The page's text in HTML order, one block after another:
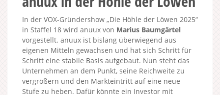
In der VOX-Gründershow „Die Höhle der Löwen 2025“
in Staffel 18 wird anuux von Marius Baumgärtel
vorgestellt. anuux ist bislang überwiegend aus
eigenen Mitteln gewachsen und hat sich Schritt für
Schritt eine stabile Basis aufgebaut. Nun steht das
Unternehmen an dem Punkt, seine Reichweite zu
vergrößern und den Markteintritt auf eine neue
Stufe zu heben. Dafür könnte ein Investor mit